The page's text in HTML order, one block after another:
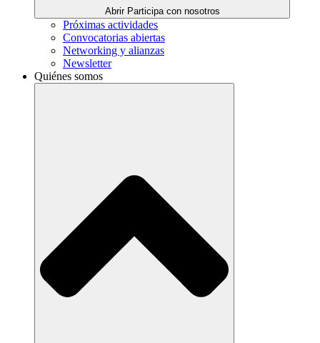
Abrir Participa con nosotros
Próximas actividades
Convocatorias abiertas
Networking y alianzas
Newsletter
Quiénes somos